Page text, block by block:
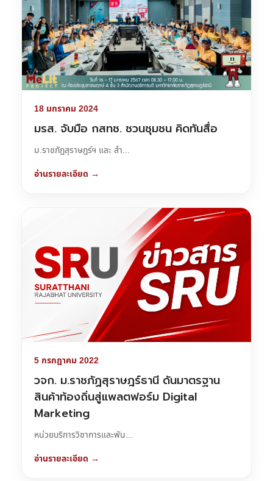
18 มกราคม 2024
มรส. จับมือ กสทช. ชวนชุมชน คิดทันสื่อ
ม.ราชภัฏสุราษฎร์ฯ และ สำ...
อ่านรายละเอียด →
5 กรกฎาคม 2022
วจก. ม.ราชภัฏสุราษฎร์ธานี ดันมาตรฐาน
สินค้าท้องถิ่นสู่แพลตฟอร์ม Digital
Marketing
หน่วยบริการวิชาการและพัน...
อ่านรายละเอียด →